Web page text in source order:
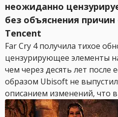
неожиданно
без объяснения
Tencent
Far Cry 4 получила тихое
цензурирующее элементы
чем через десять лет после
образом Ubisoft не
описанием изменений, что